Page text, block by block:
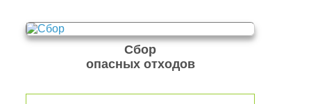
Сбор
опасных отходов